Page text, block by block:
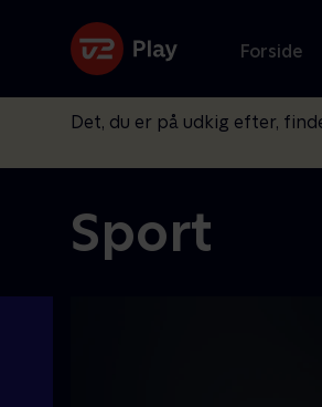
Forside
Det, du er på udkig efter,
Sport